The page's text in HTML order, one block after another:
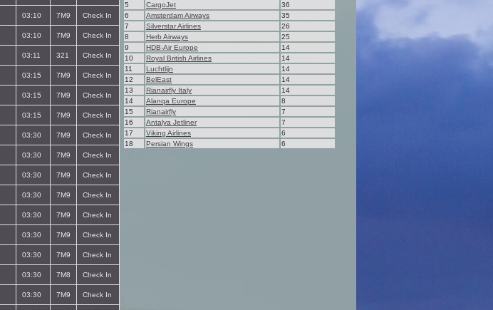
03:10 7M9 Check In
03:10 7M9 Check In
03:11 321 Check In
03:15 7M9 Check In
03:15 7M9 Check In
03:15 7M9 Check In
03:30 7M9 Check In
03:30 7M9 Check In
03:30 7M9 Check In
03:30 7M9 Check In
03:30 7M9 Check In
03:30 7M9 Check In
03:30 7M9 Check In
03:30 7M8 Check In
03:30 7M9 Check In
5
CargoJet
36
6
Amsterdam Airways
35
7
Silverstar Airlines
26
8
Herb Airways
25
9
HDB-Air Europe
14
10
Royal British Airlines
14
11
Luchtlijn
14
12
BelEast
14
13
Rianairfly Italy
14
14
Alanqa Europe
8
15
Rianairfly
7
16
Antalya Jetliner
7
17
Viking Airlines
6
18
Persian Wings 6